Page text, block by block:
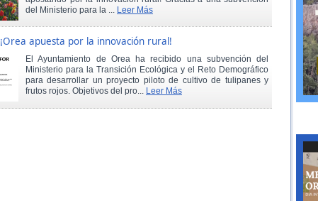
del Ministerio para la ... Leer Más
¡Orea apuesta por la innovación rural!
El Ayuntamiento de Orea ha recibido una subvención del
Ministerio para la Transición Ecológica y el Reto Demográfico
para desarrollar un proyecto piloto de cultivo de tulipanes y
frutos rojos. Objetivos del pro... Leer Más